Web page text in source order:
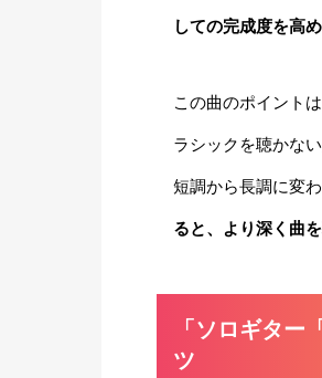
しての完成度を高
この曲のポイントは
ラシックを聴かな
短調から長調に変わ
ると、より深く曲
「ソロギター
ツ